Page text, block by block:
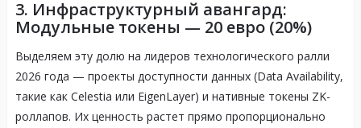
3. Инфраструктурный авангард:
Модульные токены — 20 евро (20%)
Выделяем эту долю на лидеров технологического ралли
2026 года — проекты доступности данных (Data Availability,
такие как Celestia или EigenLayer) и нативные токены ZK-
роллапов. Их ценность растет прямо пропорционально